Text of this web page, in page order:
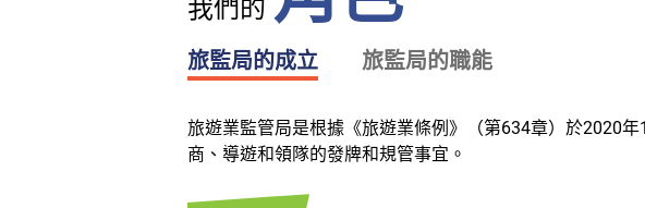
我們的
旅監局的成立 旅監局的職能
旅遊業監管局是根據《旅遊業條例》（第634章）於2020
商、導遊和領隊的發牌和規管事宜。